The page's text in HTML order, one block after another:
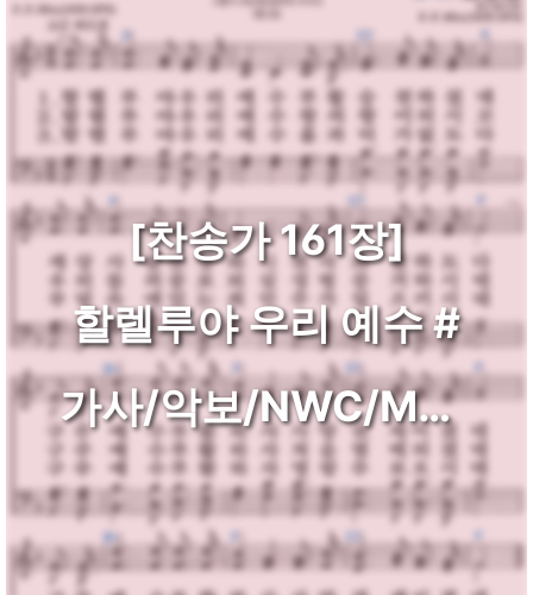
[찬송가 161장]
할렐루야 우리 예수 #
가사/악보/NWC/MP3
다운로드